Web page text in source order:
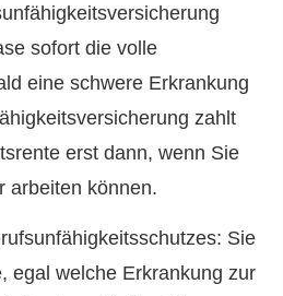
sofort die volle
eine schwere Erkrankung
zahlt
erst dann, wenn Sie
arbeiten können.
Sie
egal welche Erkrankung zur